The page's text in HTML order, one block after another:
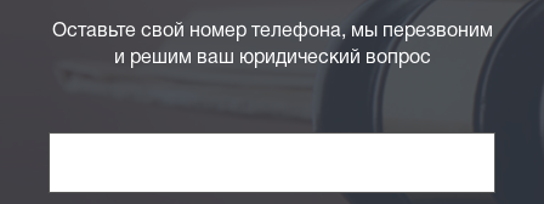
Оставьте свой номер телефона, мы перезвоним
и решим ваш юридический вопрос